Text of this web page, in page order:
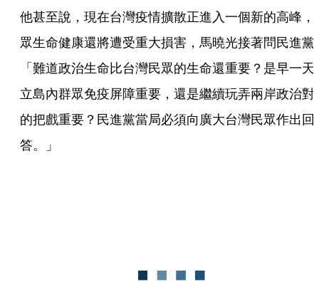
他甚至說，現在台灣疫情擴散正進入一個新的高峰，
眾生命健康還將遭受重大損害，馬曉光接著問民進黨
「難道政治生命比台灣民眾的生命還重要？是早一天
立島內群眾免疫屏障重要，還是繼續玩弄兩岸政治對
的把戲重要？民進黨當局必須向廣大台灣民眾作出回
答。」